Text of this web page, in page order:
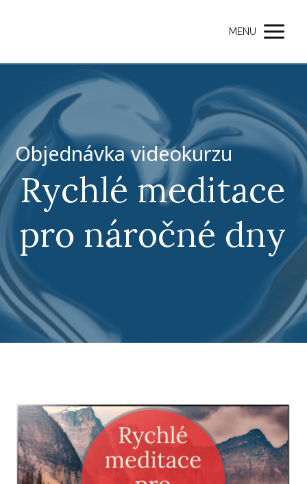
MENU
Objednávka videokurzu
Rychlé meditace
pro náročné dny